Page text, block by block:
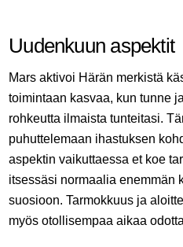
Uudenkuun aspektit
Mars aktivoi Härän merkistä
toimintaan kasvaa, kun tunne
rohkeutta ilmaista tunteitasi.
puhuttelemaan ihastuksen
aspektin vaikuttaessa et koe
itsessäsi normaalia enemmän
suosioon. Tarmokkuus ja
myös otollisempaa aikaa